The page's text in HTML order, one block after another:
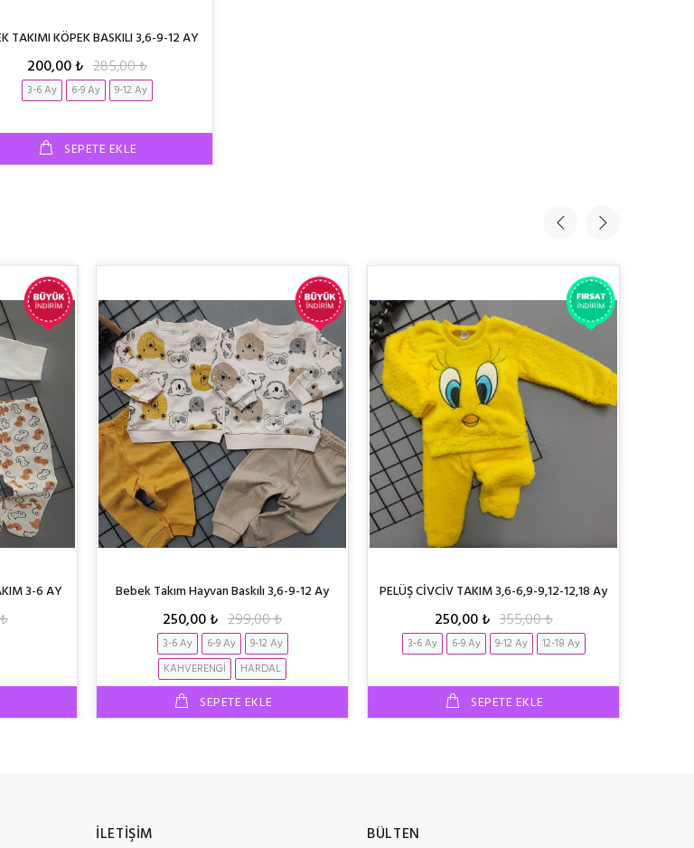
TAKIMI KÖPEK BASKILI 3,6-9-12 AY
200,00 ₺ 285,00 ₺
3-6 Ay 6-9 Ay 9-12 Ay
SEPETE EKLE
3-6 AY Bebek Takım Hayvan Baskılı 3,6-9-12 Ay
250,00 ₺ 299,00 ₺
3-6 Ay 6-9 Ay
9-12 Ay
KAHVERENGİ
HARDAL
SEPETE EKLE
PELÜŞ CİVCİV TAKIM 3,6-6,9-9,12-12,18 Ay
250,00 ₺ 355,00 ₺
3-6 Ay 6-9 Ay 9-12 Ay 12-18 Ay
SEPETE EKLE
İLETİŞİM BÜLTEN